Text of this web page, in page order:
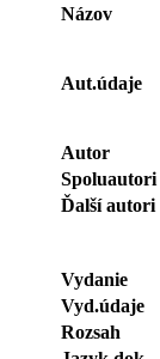
Názov
Aut.údaje
Autor
Spoluautori
Ďalší autori
Vydanie
Vyd.údaje
Rozsah